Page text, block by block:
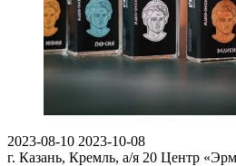
2023-08-10 2023-10-08
г. Казань, Кремль, а/я 20 Центр